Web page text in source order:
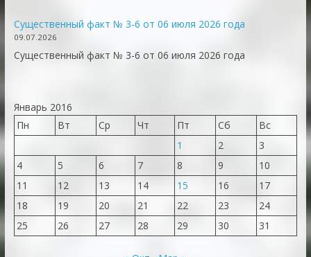
Существенный факт № 3-6 от 06 июля 2026 года
09.07.2026
Существенный факт № 3-6 от 06 июля 2026 года
Январь 2016
Пн
Вт Ср Чт Пт Сб
Вс
1
2
3
4
5 6 7 8 9
10
11
12 13 14 15 16
17
18
19 20 21 22 23
24
25
26 27 28 29 30 31